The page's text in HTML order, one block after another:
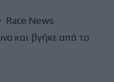
Race News
και βγήκε από το